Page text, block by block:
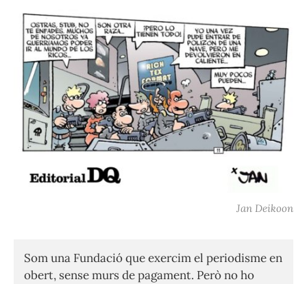
Jan Deikoon
Som una Fundació que exercim el periodisme en
obert, sense murs de pagament. Però no ho